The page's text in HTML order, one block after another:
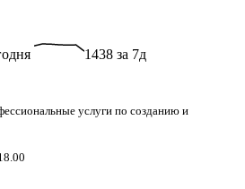
1438 за 7д
услуги по созданию и